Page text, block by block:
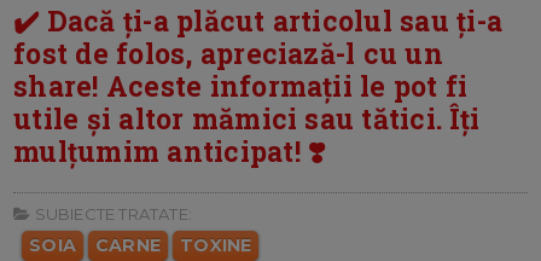
✔️ Dacă ți-a plăcut articolul sau ți-a
fost de folos, apreciază-l cu un
share! Aceste informații le pot fi
utile și altor mămici sau tătici. Îți
mulțumim anticipat! ❣️
SUBIECTE TRATATE:
SOIA CARNE
TOXINE